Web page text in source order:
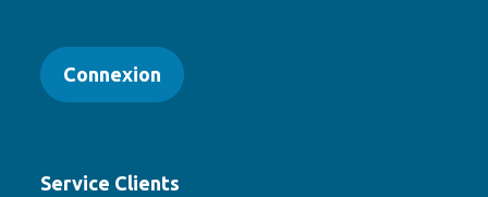
Connexion
Service Clients